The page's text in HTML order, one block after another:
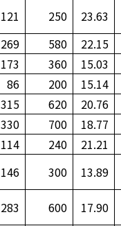
121 250 23.63
269 580 22.15
173 360 15.03
86 200 15.14
315 620 20.76
330 700 18.77
114 240 21.21
146 300 13.89
283 600 17.90